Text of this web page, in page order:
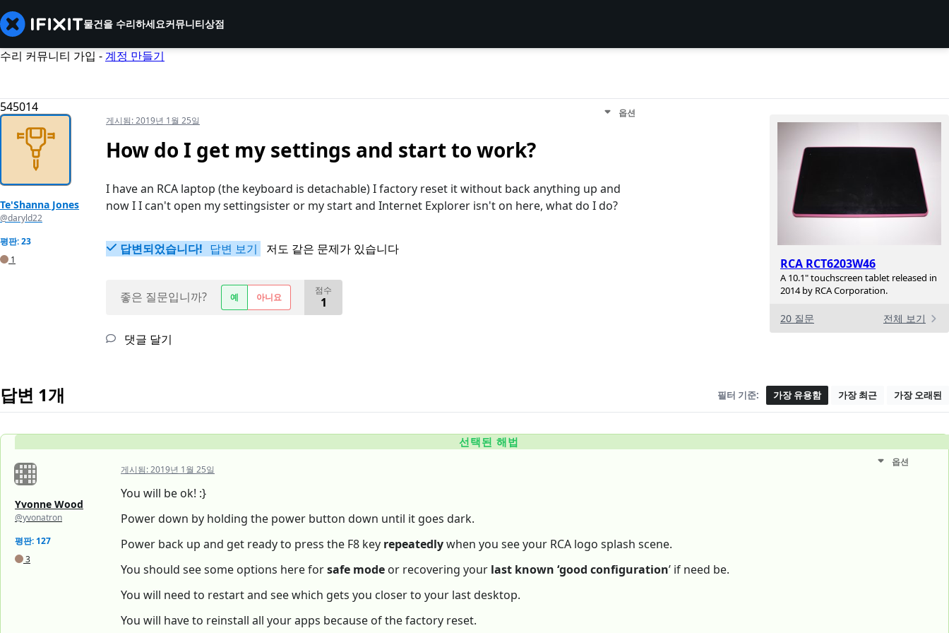
물건을 수리하세요커뮤니티상점
수리 커뮤니티 가입 -계정 만들기
545014
RCA RCT6203W46
A 10.1" touchscreen tablet released in
2014 by RCA Corporation.
20 질문 전체 보기
Te'Shanna Jones
@daryld22
평판: 23
1
게시됨:2019년 1월 25일
옵션
How do I get my settings and start to work?
I have an RCA laptop (the keyboard is detachable) I factory reset it without back anything up and
now I I can't open my settingsister or my start and Internet Explorer isn't on here, what do I do?
답변되었습니다! 답변 보기 저도 같은 문제가 있습니다
좋은 질문입니까? 예 아니요
점수
1
댓글 달기
답변 1개 필터 기준: 가장 유용함 가장 최근 가장 오래된
선택된 해법
Yvonne Wood
@yvonatron
평판: 127
3
게시됨:2019년 1월 25일
옵션
You will be ok! :}
Power down by holding the power button down until it goes dark.
Power back up and get ready to press the F8 key repeatedlywhen you see your RCA logo splash scene.
You should see some options here forsafe mode or recovering your last known ‘good configuration’ if need be.
You will need to restart and see which gets you closer to your last desktop.
You will have to reinstall all your apps because of the factory reset.